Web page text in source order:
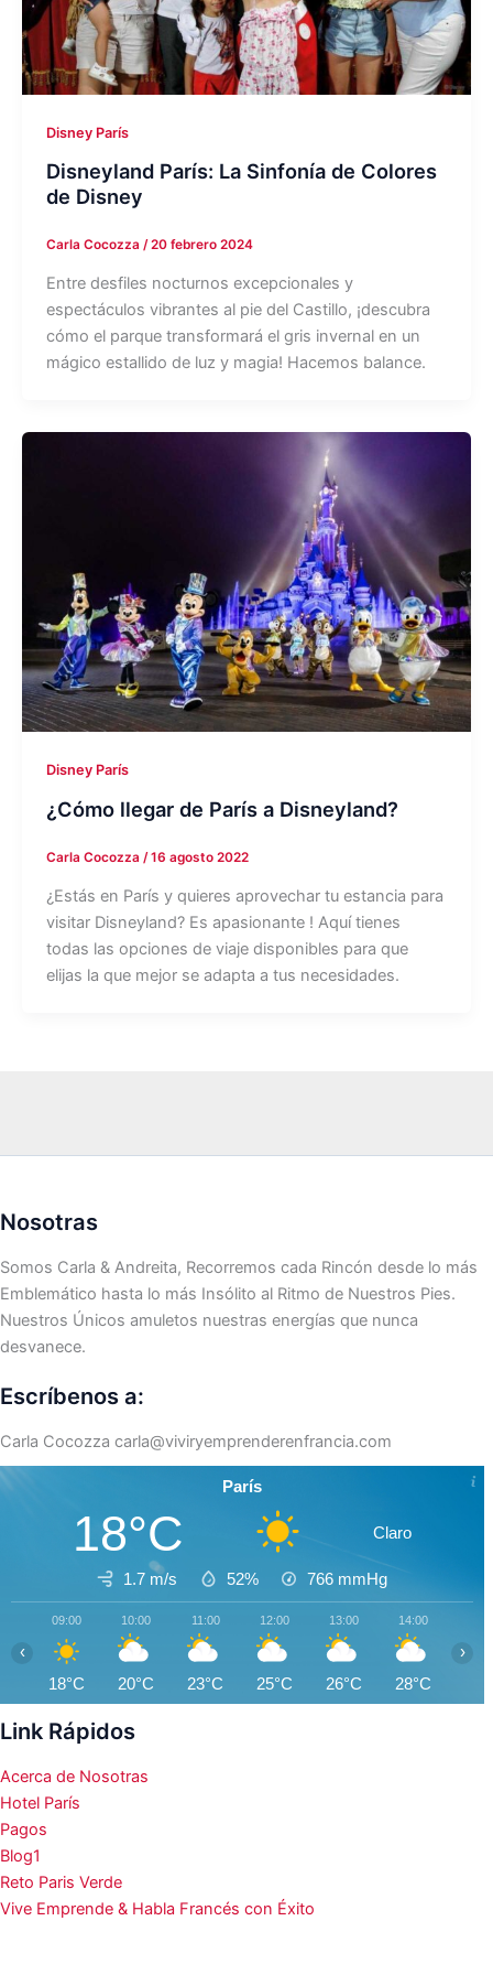
Disney París
Disneyland París: La Sinfonía de Colores
de Disney
Carla Cocozza /20 febrero 2024
Entre desfiles nocturnos excepcionales y
espectáculos vibrantes al pie del Castillo, ¡descubra
cómo el parque transformará el gris invernal en un
mágico estallido de luz y magia! Hacemos balance.
Disney París
¿Cómo llegar de París a Disneyland?
Carla Cocozza /16 agosto 2022
¿Estás en París y quieres aprovechar tu estancia para
visitar Disneyland? Es apasionante ! Aquí tienes
todas las opciones de viaje disponibles para que
elijas la que mejor se adapta a tus necesidades.
Nosotras
Somos Carla & Andreita, Recorremos cada Rincón desde lo más
Emblemático hasta lo más Insólito al Ritmo de Nuestros Pies.
Nuestros Únicos amuletos nuestras energías que nunca
desvanece.
Escríbenos a:
Carla Cocozza carla@viviryemprenderenfrancia.com
París
18°C Claro
1.7 m/s 52% 766 mmHg
09:00
18°C
10:00
20°C
11:00
23°C
12:00
25°C
13:00
26°C
14:00
28°C
‹ ›
Link Rápidos
Acerca de Nosotras
Hotel París
Pagos
Blog1
Reto Paris Verde
Vive Emprende & Habla Francés con Éxito